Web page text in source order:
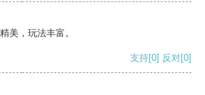
美，玩法丰富。
支持[0] 反对[0]